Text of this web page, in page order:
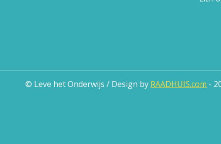
© Leve het Onderwijs / Design by RAADHUIS.com -